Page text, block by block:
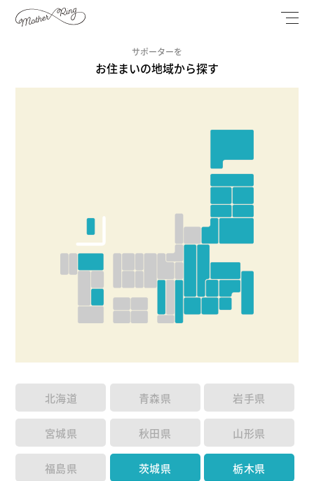
サポーターを
お住まいの地域から探す
北海道 青森県 岩手県
宮城県 秋田県 山形県
福島県 茨城県 栃木県